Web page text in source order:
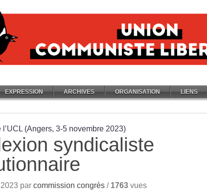
EXPRESSION ARCHIVES ORGANISATION LIENS
l’UCL (Angers, 3-5 novembre 2023)
syndicaliste
par commission congrès / 1763 vues